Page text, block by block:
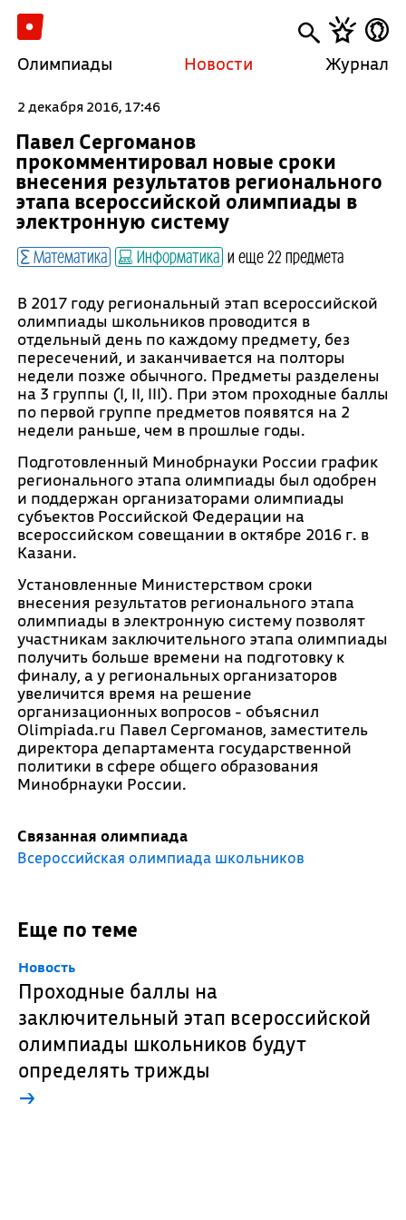
Олимпиады Новости Журнал
2 декабря 2016, 17:46
Павел Сергоманов
прокомментировал новые сроки
внесения результатов регионального
этапа всероссийской олимпиады в
электронную систему
Математика Информатика и еще 22 предмета
В 2017 году региональный этап всероссийской
олимпиады школьников проводится в
отдельный день по каждому предмету, без
пересечений, и заканчивается на полторы
недели позже обычного. Предметы разделены
на 3 группы (I, II, III). При этом проходные баллы
по первой группе предметов появятся на 2
недели раньше, чем в прошлые годы.
Подготовленный Минобрнауки России график
регионального этапа олимпиады был одобрен
и поддержан организаторами олимпиады
субъектов Российской Федерации на
всероссийском совещании в октябре 2016 г. в
Казани.
Установленные Министерством сроки
внесения результатов регионального этапа
олимпиады в электронную систему позволят
участникам заключительного этапа олимпиады
получить больше времени на подготовку к
финалу, а у региональных организаторов
увеличится время на решение
организационных вопросов - объяснил
Olimpiada.ru Павел Сергоманов, заместитель
директора департамента государственной
политики в сфере общего образования
Минобрнауки России.
Связанная олимпиада
Всероссийская олимпиада школьников
Еще по теме
Новость
Проходные баллы на
заключительный этап всероссийской
олимпиады школьников будут
определять трижды
→